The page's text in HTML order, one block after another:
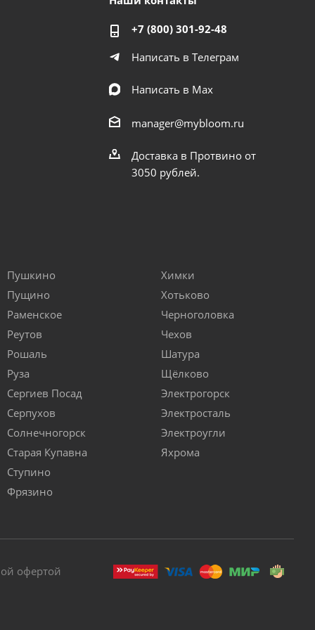
+7 (800) 301-92-48
Написать в Телеграм
Написать в Мах
manager@mybloom.ru
Доставка в Протвино от
3050 рублей.
Пушкино
Пущино
Раменское
Реутов
Рошаль
Руза
Сергиев Посад
Серпухов
Солнечногорск
Старая Купавна
Ступино
Фрязино
Химки
Хотьково
Черноголовка
Чехов
Шатура
Щёлково
Электрогорск
Электросталь
Электроугли
Яхрома
офертой